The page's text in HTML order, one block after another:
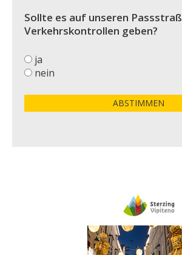
Sollte es auf unseren
Verkehrskontrollen geben?
ja
nein
ABSTIMMEN